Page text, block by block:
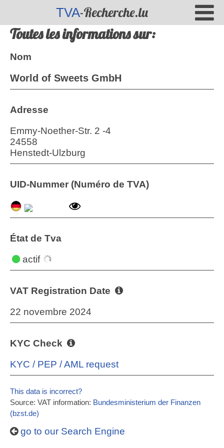
TVA-Recherche.lu
Toutes les informations sur:
Nom
World of Sweets GmbH
Adresse
Emmy-Noether-Str. 2 -4
24558
Henstedt-Ulzburg
UID-Nummer (Numéro de TVA)
État de Tva
actif
VAT Registration Date
22 novembre 2024
KYC Check
KYC / PEP / AML request
This data is incorrect?
Source: VAT information: Bundesministerium der Finanzen
(bzst.de)
go to our Search Engine